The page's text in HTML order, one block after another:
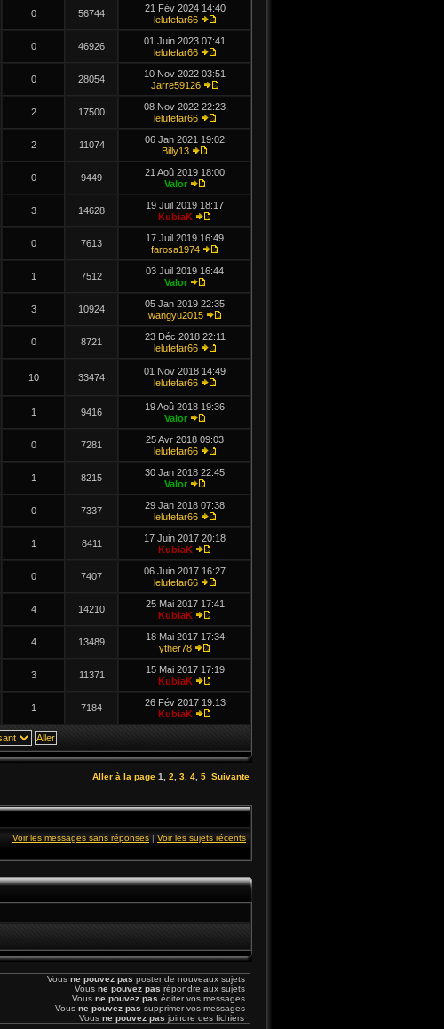
0 56744
21 Fév 2024 14:40
lelufefar66
0 46926
01 Juin 2023 07:41
lelufefar66
0 28054
10 Nov 2022 03:51
Jarre59126
2 17500
08 Nov 2022 22:23
lelufefar66
2 11074
06 Jan 2021 19:02
Billy13
0 9449
21 Aoû 2019 18:00
Valor
3 14628
19 Juil 2019 18:17
KubiaK
0 7613
17 Juil 2019 16:49
farosa1974
1 7512
03 Juil 2019 16:44
Valor
3 10924
05 Jan 2019 22:35
wangyu2015
0 8721
23 Déc 2018 22:11
lelufefar66
10 33474
01 Nov 2018 14:49
lelufefar66
1 9416
19 Aoû 2018 19:36
Valor
0 7281
25 Avr 2018 09:03
lelufefar66
1 8215
30 Jan 2018 22:45
Valor
0 7337
29 Jan 2018 07:38
lelufefar66
1 8411
17 Juin 2017 20:18
KubiaK
0 7407
06 Juin 2017 16:27
lelufefar66
4 14210
25 Mai 2017 17:41
KubiaK
4 13489
18 Mai 2017 17:34
yther78
3 11371
15 Mai 2017 17:19
KubiaK
1 7184
26 Fév 2017 19:13
KubiaK
Aller à la page 1 2 3 4 5 Suivante
Voir les messages sans réponses | Voir les sujets récents
Vous ne pouvez pas poster de nouveaux sujets
Vous ne pouvez pas répondre aux sujets
Vous ne pouvez pas éditer vos messages
Vous ne pouvez pas supprimer vos messages
Vous ne pouvez pas joindre des fichiers